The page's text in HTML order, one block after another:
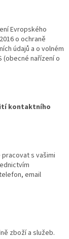
Evropského
o ochraně
údajů a o volném
(obecné nařízení o
kontaktního
s vašimi
email
zboží a služeb.